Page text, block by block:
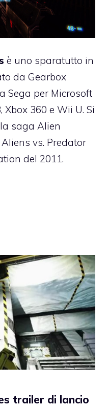
è uno sparatutto in
da Gearbox
Sega per Microsoft
360 e Wii U. Si
saga Alien
vs. Predator
del 2011.
trailer di lancio